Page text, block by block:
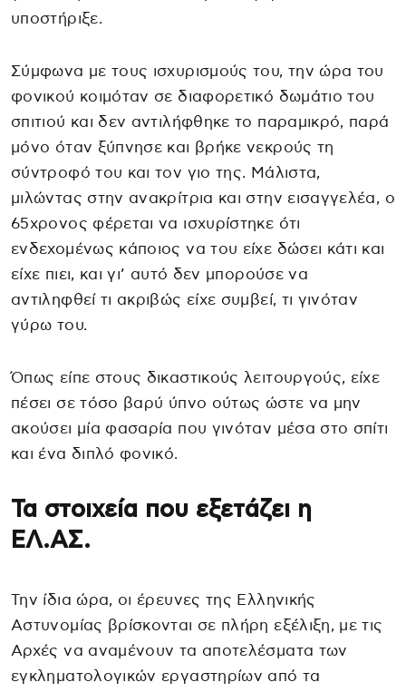
υποστήριξε.
Σύμφωνα με τους ισχυρισμούς του, την ώρα του
φονικού κοιμόταν σε διαφορετικό δωμάτιο του
σπιτιού και δεν αντιλήφθηκε το παραμικρό, παρά
μόνο όταν ξύπνησε και βρήκε νεκρούς τη
σύντροφό του και τον γιο της. Μάλιστα,
μιλώντας στην ανακρίτρια και στην εισαγγελέα, ο
65χρονος φέρεται να ισχυρίστηκε ότι
ενδεχομένως κάποιος να του είχε δώσει κάτι και
είχε πιει, και γι’ αυτό δεν μπορούσε να
αντιληφθεί τι ακριβώς είχε συμβεί, τι γινόταν
γύρω του.
Όπως είπε στους δικαστικούς λειτουργούς, είχε
πέσει σε τόσο βαρύ ύπνο ούτως ώστε να μην
ακούσει μία φασαρία που γινόταν μέσα στο σπίτι
και ένα διπλό φονικό.
Τα στοιχεία που εξετάζει η
ΕΛ.ΑΣ.
Την ίδια ώρα, οι έρευνες της Ελληνικής
Αστυνομίας βρίσκονται σε πλήρη εξέλιξη, με τις
Αρχές να αναμένουν τα αποτελέσματα των
εγκληματολογικών εργαστηρίων από τα